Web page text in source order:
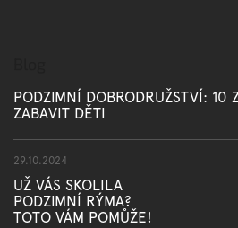
PODZIMNÍ DOBRODRUŽSTVÍ: 10
ZABAVIT DĚTI
29.10.2024
UŽ VÁS SKOLILA
PODZIMNÍ RÝMA?
TOTO VÁM POMŮŽE!